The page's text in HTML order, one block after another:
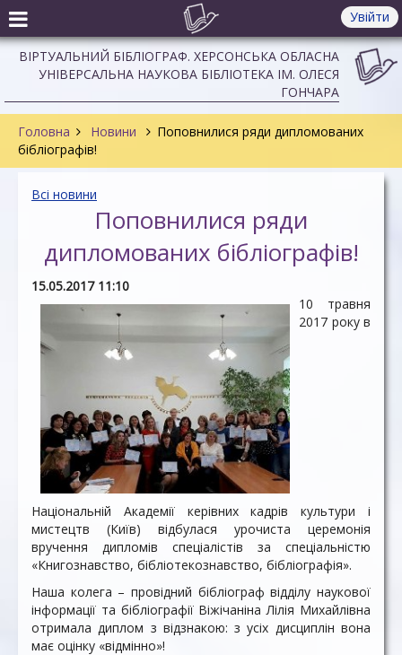
Увійти
ВІРТУАЛЬНИЙ БІБЛІОГРАФ. ХЕРСОНСЬКА ОБЛАСНА
УНІВЕРСАЛЬНА НАУКОВА БІБЛІОТЕКА ІМ. ОЛЕСЯ
ГОНЧАРА
Головна Новини
Поповнилися ряди дипломованих
бібліографів!
Всі новини
Поповнилися ряди
дипломованих бібліографів!
15.05.2017 11:10
10 травня
2017 року в
Національній Академії керівних кадрів культури і
мистецтв (Київ) відбулася урочиста церемонія
вручення дипломів спеціалістів за спеціальністю
«Книгознавство, бібліотекознавство, бібліографія».
Наша колега – провідний бібліограф відділу наукової
інформації та бібліографії Віжічаніна Лілія Михайлівна
отримала диплом з відзнакою: з усіх дисциплін вона
має оцінку «відмінно»!